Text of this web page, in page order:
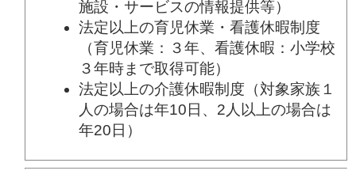
施設・サービスの情報提供等）
法定以上の育児休業・看護休暇制度
（育児休業：３年、看護休暇：小学校
３年時まで取得可能）
法定以上の介護休暇制度（対象家族１
人の場合は年10日、2人以上の場合は
年20日）